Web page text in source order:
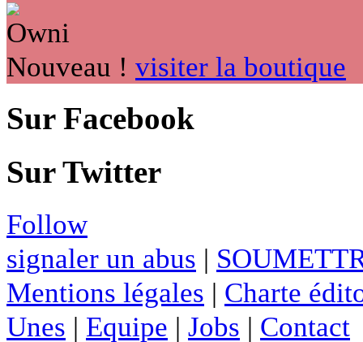
Nouveau ! visiter la boutique
Sur Facebook
Sur Twitter
Follow
signaler un abus |
Mentions légales | Charte
Unes | Equipe | Jobs | Contact